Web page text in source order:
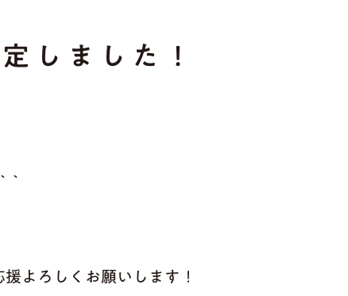
しました！
、
よろしくお願いします！